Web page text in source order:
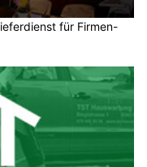
für Firmen-